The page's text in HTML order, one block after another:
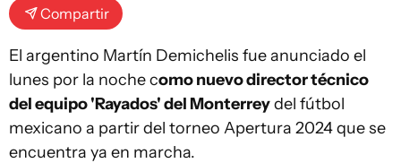
Compartir
El argentino Martín Demichelis fue anunciado el
lunes por la noche como nuevo director técnico
del equipo 'Rayados' del Monterreydel fútbol
mexicano a partir del torneo Apertura 2024 que se
encuentra ya en marcha.